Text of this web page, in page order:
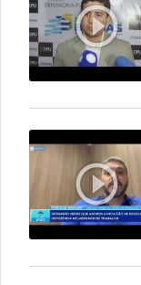
play_circle_outline
play_circle_outline